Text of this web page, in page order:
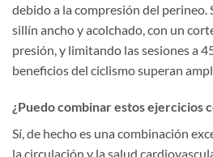
debido a la compresión del perineo.
sillín ancho y acolchado, con un
presión, y limitando las sesiones a
beneficios del ciclismo superan
¿Puedo combinar estos ejercicios
Sí, de hecho es una combinación
la circulación y la salud